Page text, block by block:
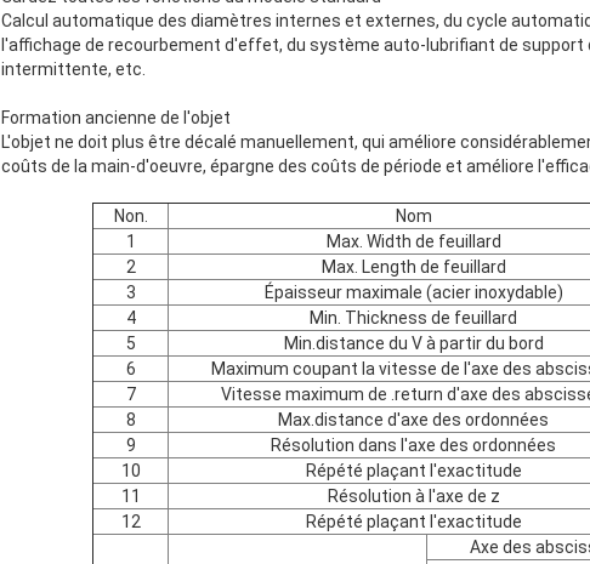
Calcul automatique des diamètres internes et externes, du cycle
l'affichage de recourbement d'effet, du système auto-lubrifiant de
intermittente, etc.
Formation ancienne de l'objet
L'objet ne doit plus être décalé manuellement, qui améliore
coûts de la main-d'oeuvre, épargne des coûts de période et améliore
Non. Nom
1
Max. Width de feuillard
2
Max. Length de feuillard
3
Épaisseur maximale (acier inoxydable)
4
Min. Thickness de feuillard
5
Min.distance du V à partir du bord
6
Maximum coupant la vitesse de l'axe des
7
Vitesse maximum de .return d'axe des
8
Max.distance d'axe des ordonnées
9
Résolution dans l'axe des ordonnées
10
Répété plaçant l'exactitude
11
Résolution à l'axe de z
12
Répété plaçant l'exactitude
Axe des